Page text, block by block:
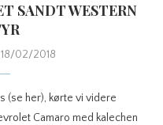
SANDT WESTERN
18/02/2018
(se her), kørte vi videre
Camaro med kalechen